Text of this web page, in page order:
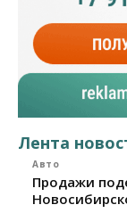
Лента
Авто
Продажи